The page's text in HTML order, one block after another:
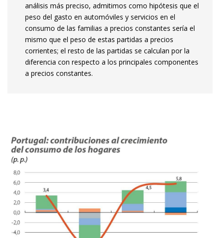
análisis más preciso, admitimos como hipótesis que el
peso del gasto en automóviles y servicios en el
consumo de las familias a precios constantes sería el
mismo que el peso de estas partidas a precios
corrientes; el resto de las partidas se calculan por la
diferencia con respecto a los principales componentes
a precios constantes.